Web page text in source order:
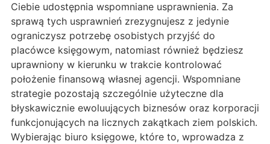
Ciebie udostępnia wspomniane usprawnienia. Za
sprawą tych usprawnień zrezygnujesz z jedynie
ograniczysz potrzebę osobistych przyjść do
placówce księgowym, natomiast również będziesz
uprawniony w kierunku w trakcie kontrolować
położenie finansową własnej agencji. Wspomniane
strategie pozostają szczególnie użyteczne dla
błyskawicznie ewoluujących biznesów oraz korporacji
funkcjonujących na licznych zakątkach ziem polskich.
Wybierając biuro księgowe, które to, wprowadza z